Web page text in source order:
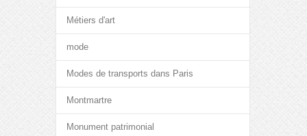
Métiers d'art
mode
Modes de transports dans Paris
Montmartre
Monument patrimonial